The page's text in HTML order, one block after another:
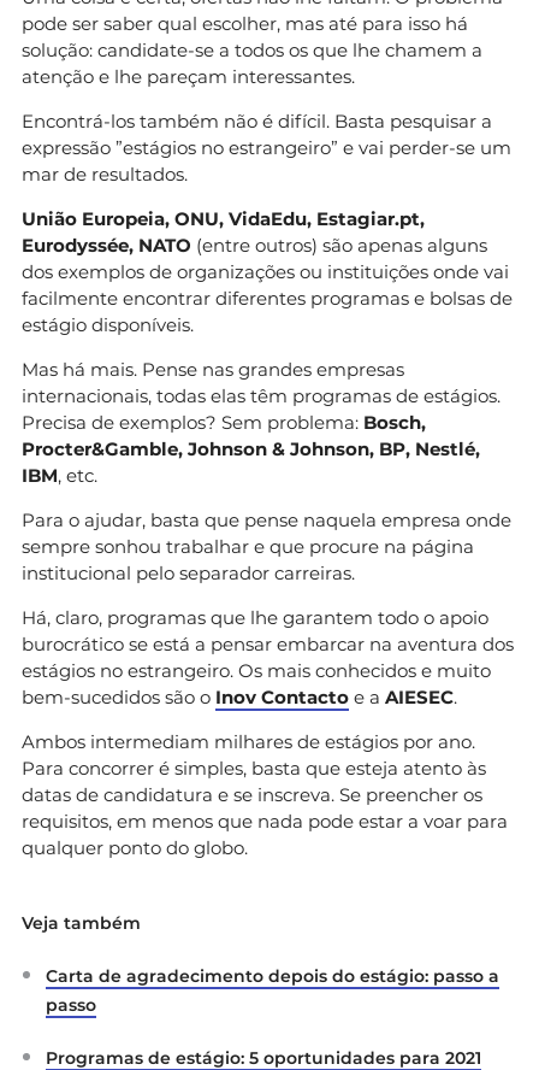
pode ser saber qual escolher, mas até para isso há
solução: candidate-se a todos os que lhe chamem a
atenção e lhe pareçam interessantes.
Encontrá-los também não é difícil. Basta pesquisar a
expressão ”estágios no estrangeiro” e vai perder-se um
mar de resultados.
União Europeia, ONU, VidaEdu, Estagiar.pt,
Eurodyssée, NATO (entre outros) são apenas alguns
dos exemplos de organizações ou instituições onde vai
facilmente encontrar diferentes programas e bolsas de
estágio disponíveis.
Mas há mais. Pense nas grandes empresas
internacionais, todas elas têm programas de estágios.
Precisa de exemplos? Sem problema: Bosch,
Procter&Gamble, Johnson & Johnson, BP, Nestlé,
IBM, etc.
Para o ajudar, basta que pense naquela empresa onde
sempre sonhou trabalhar e que procure na página
institucional pelo separador carreiras.
Há, claro, programas que lhe garantem todo o apoio
burocrático se está a pensar embarcar na aventura dos
estágios no estrangeiro. Os mais conhecidos e muito
bem-sucedidos são o Inov Contacto e a AIESEC.
Ambos intermediam milhares de estágios por ano.
Para concorrer é simples, basta que esteja atento às
datas de candidatura e se inscreva. Se preencher os
requisitos, em menos que nada pode estar a voar para
qualquer ponto do globo.
Veja também
Carta de agradecimento depois do estágio: passo a
passo
Programas de estágio: 5 oportunidades para 2021